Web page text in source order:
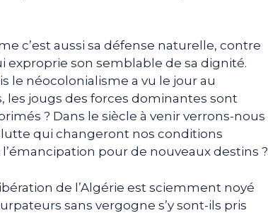
c’est aussi sa défense naturelle, contre
exproprie son semblable de sa dignité.
le néocolonialisme a vu le jour au
les jougs des forces dominantes sont
? Dans le siècle à venir verrons-nous
qui changeront nos conditions
pour de nouveaux destins ?
de l’Algérie est sciemment noyé
sans vergogne s’y sont-ils pris